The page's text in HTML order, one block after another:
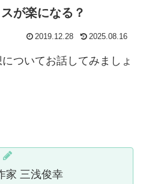
が楽になる？
2019.12.28 2025.08.16
ついてお話してみましょ
家 三浅俊幸